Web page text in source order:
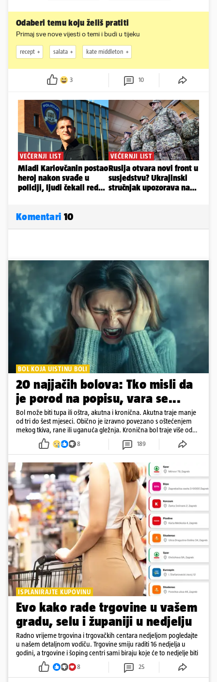
Odaberi temu koju želiš pratiti
Primaj sve nove vijesti o temi i budi u tijeku
recept salata kate middleton
3 10
Komentari 10
BOL KOJA UISTINU BOLI
20 najjačih bolova: Tko misli da
je porod na popisu, vara se...
Bol može biti tupa ili oštra, akutna i kronična. Akutna traje manje
od tri do šest mjeseci. Obično je izravno povezano s oštećenjem
mekog tkiva, rane ili uganuća gležnja. Kronična bol traje više od
šest mjeseci
8 189
ISPLANIRAJTE KUPOVINU
Evo kako rade trgovine u vašem
gradu, selu i županiji u nedjelju
Radno vrijeme trgovina i trgovačkih centara nedjeljom pogledajte
u našem detaljnom vodiču. Trgovine smiju raditi 16 nedjelja u
godini, a trgovine i šoping centri sami biraju koje će to nedjelje biti
8 25